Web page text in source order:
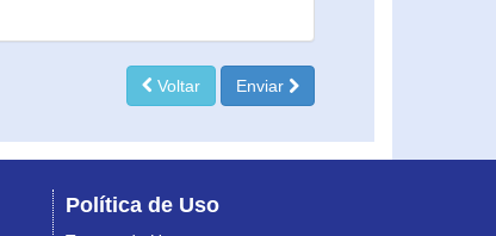
Voltar Enviar
Política de Uso